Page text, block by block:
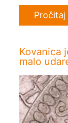
Pročitaj
Kovanica
malo